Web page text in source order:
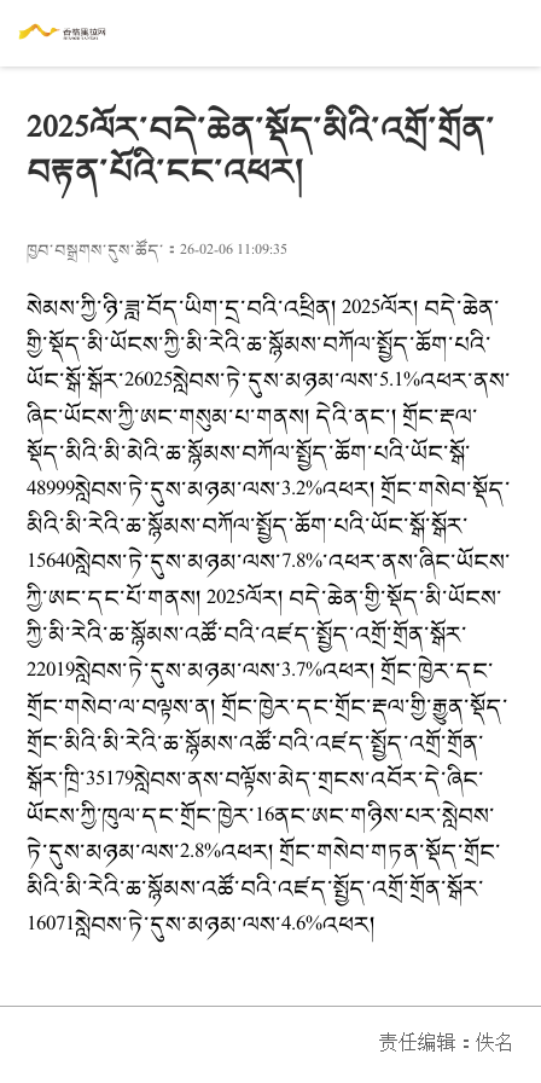
2025ལོར་བདེ་ཆེན་སྡོད་མིའི་འགྲོ་གྲོན་
བརྟན་པོའི་ངང་འཕར།
ཁྱབ་བསྒྲགས་དུས་ཚོད་：26-02-06 11:09:35
སེམས་ཀྱི་ཉི་ཟླ་བོད་ཡིག་དྲ་བའི་འཕྲིན། 2025ལོར། བདེ་ཆེན་
གྱི་སྡོད་མི་ཡོངས་ཀྱི་མི་རེའི་ཆ་སྙོམས་བཀོལ་སྤྱོད་ཆོག་པའི་
ཡོང་སྒོ་སྒོར་26025སླེབས་ཏེ་དུས་མཉམ་ལས་5.1%འཕར་ནས་
ཞིང་ཡོངས་ཀྱི་ཨང་གསུམ་པ་གནས། དེའི་ནང་། གྲོང་རྡལ་
སྡོད་མིའི་མི་མེའི་ཆ་སྙོམས་བཀོལ་སྤྱོད་ཆོག་པའི་ཡོང་སྒོ་
48999སླེབས་ཏེ་དུས་མཉམ་ལས་3.2%འཕར། གྲོང་གསེབ་སྡོད་
མིའི་མི་རེའི་ཆ་སྙོམས་བཀོལ་སྤྱོད་ཆོག་པའི་ཡོང་སྒོ་སྒོར་
15640སླེབས་ཏེ་དུས་མཉམ་ལས་7.8%་འཕར་ནས་ཞིང་ཡོངས་
ཀྱི་ཨང་དང་པོ་གནས། 2025ལོར། བདེ་ཆེན་གྱི་སྡོད་མི་ཡོངས་
ཀྱི་མི་རེའི་ཆ་སྙོམས་འཚོ་བའི་འཛད་སྤྱོད་འགྲོ་གྲོན་སྒོར་
22019སླེབས་ཏེ་དུས་མཉམ་ལས་3.7%འཕར།གྲོང་ཁྱེར་དང་
གྲོང་གསེབ་ལ་བལྟས་ན། གྲོང་ཁྱེར་དང་གྲོང་རྡལ་གྱི་རྒྱུན་སྡོད་
གྲོང་མིའི་མི་རེའི་ཆ་སྙོམས་འཚོ་བའི་འཛད་སྤྱོད་འགྲོ་གྲོན་
སྒོར་ཁྲི་35179སླེབས་ནས་བལྟོས་མེད་གྲངས་འབོར་དེ་ཞིང་
ཡོངས་ཀྱི་ཁུལ་དང་གྲོང་ཁྱེར་16ནང་ཨང་གཉིས་པར་སླེབས་
ཏེ་དུས་མཉམ་ལས་2.8%འཕར། གྲོང་གསེབ་གཏན་སྡོད་གྲོང་
མིའི་མི་རེའི་ཆ་སྙོམས་འཚོ་བའི་འཛད་སྤྱོད་འགྲོ་གྲོན་སྒོར་
16071སླེབས་ཏེ་དུས་མཉམ་ལས་4.6%འཕར།
责任编辑： 佚名